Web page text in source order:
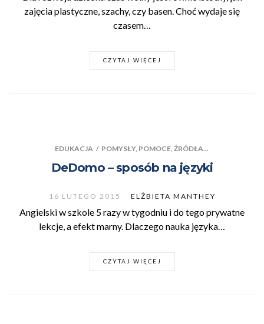
zajęcia plastyczne, szachy, czy basen. Choć wydaje się
czasem…
CZYTAJ WIĘCEJ
EDUKACJA / POMYSŁY, POMOCE, ŹRÓDŁA...
DeDomo – sposób na języki
16 LUTEGO 2015 ELŻBIETA MANTHEY
Angielski w szkole 5 razy w tygodniu i do tego prywatne
lekcje, a efekt marny. Dlaczego nauka języka…
CZYTAJ WIĘCEJ